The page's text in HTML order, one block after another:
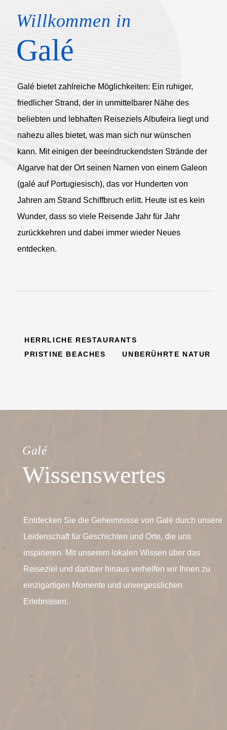
Willkommen in
Galé
Galé bietet zahlreiche Möglichkeiten: Ein ruhiger,
friedlicher Strand, der in unmittelbarer Nähe des
beliebten und lebhaften Reiseziels Albufeira liegt und
nahezu alles bietet, was man sich nur wünschen
kann. Mit einigen der beeindruckendsten Strände der
Algarve hat der Ort seinen Namen von einem Galeon
(galé auf Portugiesisch), das vor Hunderten von
Jahren am Strand Schiffbruch erlitt. Heute ist es kein
Wunder, dass so viele Reisende Jahr für Jahr
zurückkehren und dabei immer wieder Neues
entdecken.
HERRLICHE RESTAURANTS
PRISTINE BEACHES
UNBERÜHRTE NATUR
Galé
Wissenswertes
Entdecken Sie die Geheimnisse von Galé durch unsere
Leidenschaft für Geschichten und Orte, die uns
inspirieren. Mit unserem lokalen Wissen über das
Reiseziel und darüber hinaus verhelfen wir Ihnen zu
einzigartigen Momente und unvergesslichen
Erlebnissen.